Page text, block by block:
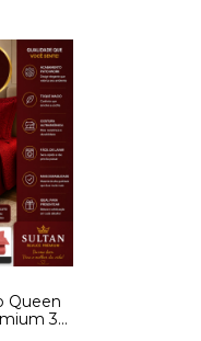
Queen
3